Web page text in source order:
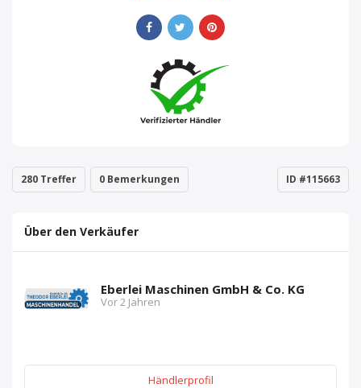
280 Treffer 0 Bemerkungen ID #115663
Über den Verkäufer
Eberlei Maschinen GmbH & Co. KG
Vor 2 Jahren
Händlerprofil